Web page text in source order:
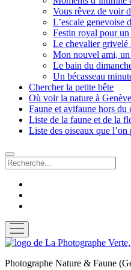
Vous rêvez de voir
L’escale genevoise
Festin royal pour
Le chevalier grivelé
Mon nouvel ami,
Le bain du
Un bécasseau
Chercher la petite bête
Où voir la nature à
Faune et avifaune hors du
Liste de la faune et de la
Liste des oiseaux que
Recherche
ouvrir
menu
La
Verte
Photographe Nature & Faune